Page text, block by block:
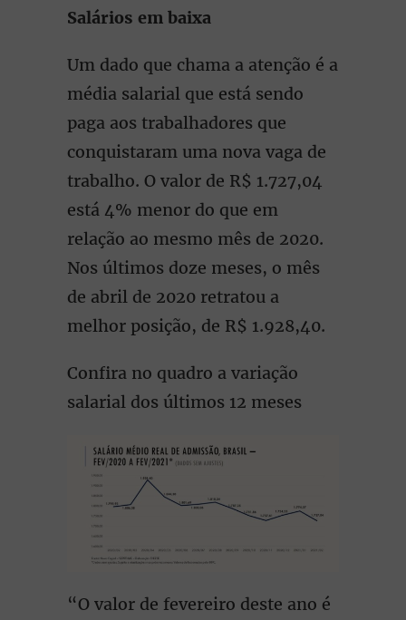
Salários em baixa
Um dado que chama a atenção é a
média salarial que está sendo
paga aos trabalhadores que
conquistaram uma nova vaga de
trabalho. O valor de R$ 1.727,04
está 4% menor do que em
relação ao mesmo mês de 2020.
Nos últimos doze meses, o mês
de abril de 2020 retratou a
melhor posição, de R$ 1.928,40.
Confira no quadro a variação
salarial dos últimos 12 meses
“O valor de fevereiro deste ano é